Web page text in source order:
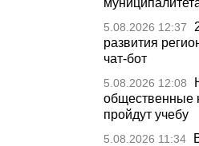
5.08.2026 12:37
развития
чат-бот
5.08.2026 12:08
общественные
пройдут учебу
5.08.2026 11:34